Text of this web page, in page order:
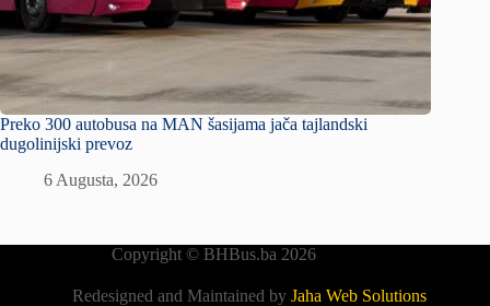
Preko 300 autobusa na MAN šasijama jača tajlandski
dugolinijski prevoz
6 Augusta, 2026
Copyright © BHBus.ba 2026
Redesigned and Maintained byJaha Web Solutions